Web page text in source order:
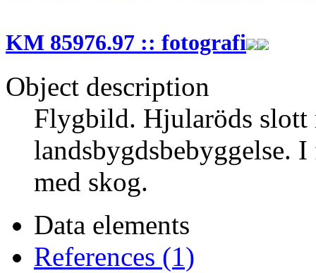
KM 85976.97 :: fotografi
Object description
Flygbild. Hjularöds slott
landsbygdsbebyggelse.
med skog.
Data elements
References (1)